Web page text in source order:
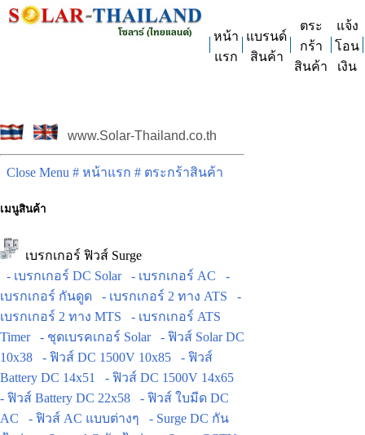
หน้า
แรก
แบรนด์
สินค้า
ตระ
กร้า
สินค้า
แจ้ง
โอน
เงิน
www.Solar-Thailand.co.th
Close Menu # หน้าแรก # ตระกร้าสินค้า
เมนูสินค้า
เบรกเกอร์ ฟิวส์ Surge
- เบรกเกอร์ DC Solar
- เบรกเกอร์ AC
-
เบรกเกอร์ กันดูด
- เบรกเกอร์ 2 ทาง ATS
-
เบรกเกอร์ 2 ทาง MTS
- เบรกเกอร์ ATS
Timer
- ชุดเบรคเกอร์ Solar
- ฟิวส์ Solar DC
10x38
- ฟิวส์ DC 1500V 10x85
- ฟิวส์
Battery DC 14x51
- ฟิวส์ DC 1500V 14x65
- ฟิวส์ Battery DC 22x58
- ฟิวส์ ใบมีด DC
AC
- ฟิวส์ AC แบบต่างๆ
- Surge DC กัน